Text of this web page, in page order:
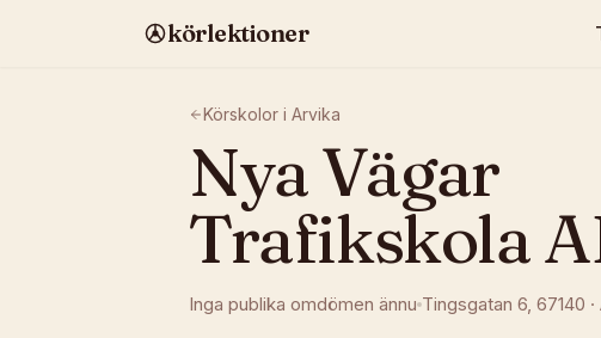
körlektioner
Körskolor i Arvika
Nya Vägar
Trafikskola
Inga publika omdömen ännu Tingsgatan 6, 67140 ·